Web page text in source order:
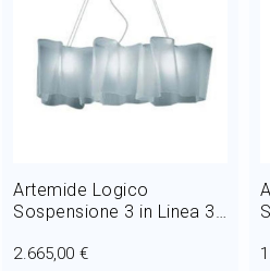
Artemide Logico
Sospensione 3 in Linea 3
2.665,00 €